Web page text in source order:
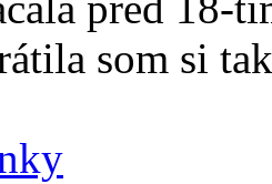
som si